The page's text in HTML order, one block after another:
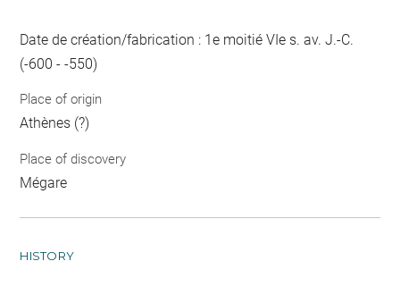
Date de création/fabrication : 1e moitié VIe s. av. J.-C.
(-600 - -550)
Place of origin
Athènes (?)
Place of discovery
Mégare
HISTORY